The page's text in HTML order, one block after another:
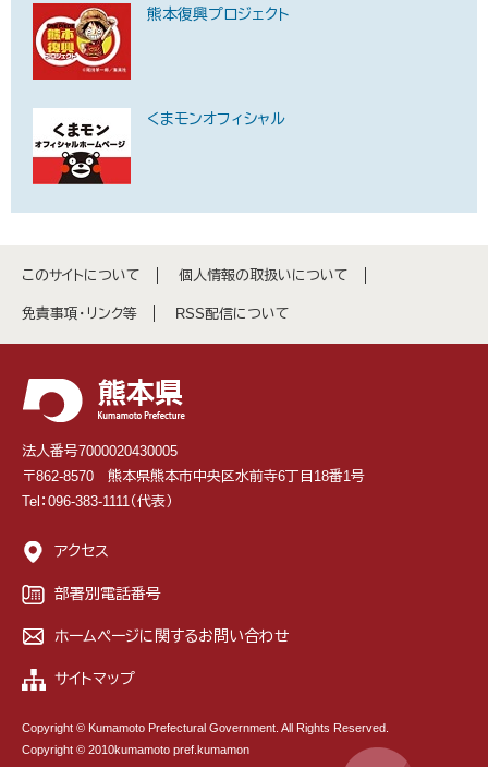
熊本復興プロジェクト
くまモンオフィシャル
このサイトについて 個人情報の取扱いについて
免責事項・リンク等 RSS配信について
法人番号7000020430005
〒862-8570 熊本県熊本市中央区水前寺6丁目18番1号
Tel：096-383-1111（代表）
アクセス
部署別電話番号
ホームページに関するお問い合わせ
サイトマップ
Copyright © Kumamoto Prefectural Government. All Rights Reserved.
Copyright © 2010kumamoto pref.kumamon